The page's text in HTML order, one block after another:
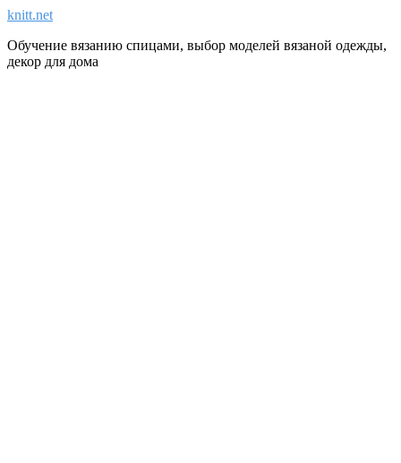
knitt.net
Обучение вязанию спицами, выбор моделей вязаной одежды,
декор для дома